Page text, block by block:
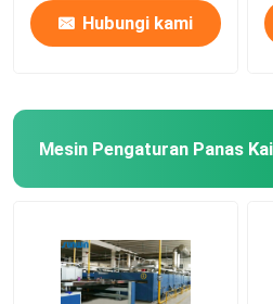
Hubungi kami
Mesin Pengaturan Panas